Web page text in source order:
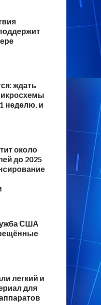
ждать
неделю, и
около
до 2025
США
легкий и
для